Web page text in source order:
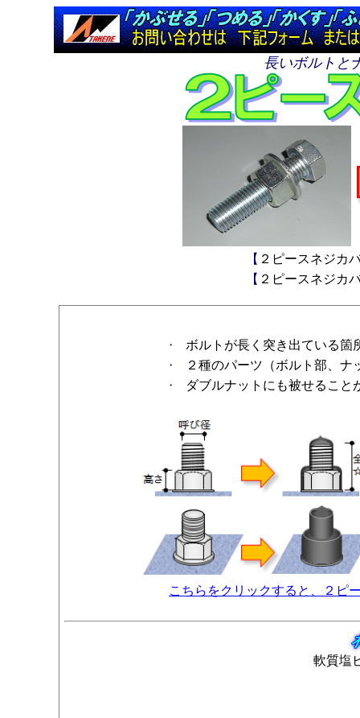
長いボルトと
【 ２ピースネジカ
【 ２ピースネジカ
・ ボルトが長く突き出ている箇
・ ２種のパーツ（ボルト部、ナ
・ ダブルナットにも被せること
こちらをクリックすると、２ピ
軟質塩